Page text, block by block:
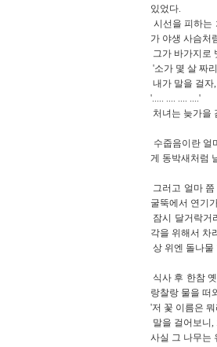
있었다.
시선을 피하는
가 야생 사슴처
그가 바가지로
'소가 몇 살 짜
내가 말을 걸자,
'..... .... .... ....'
처녀는 늦가을
수줍음이란 얼
게 동박새처럼
그러고 얼마
굴뚝에서 연기
잠시 달거락거
각을 위해서 차
상 위엔 돌나물
식사 후 한참
랑찰랑 물을 떠
'저 꽃 이름은
말을 걸어보니,
사실 그 나무는